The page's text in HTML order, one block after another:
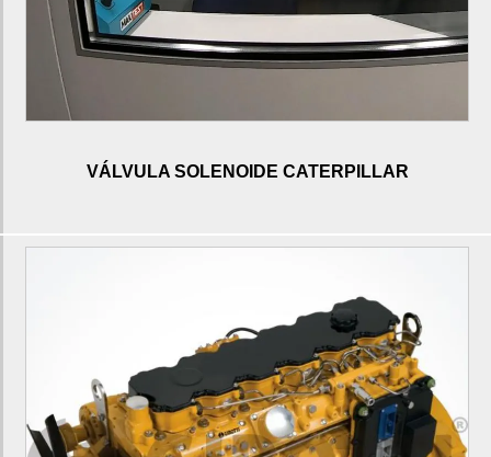
Motor c6.6 para trator de esteira D6N
Motor c9 para trator de esteira
Motor c9 para trator de esteira D6T
Motor c7 para motoniveladora
Fábrica de motor c7 para motoniveladora
Fábrica de motor c6.4 para escavadeira
Fabricante de motor c6.4 para escavadeira
VÁLVULA SOLENOIDE CATERPILLAR